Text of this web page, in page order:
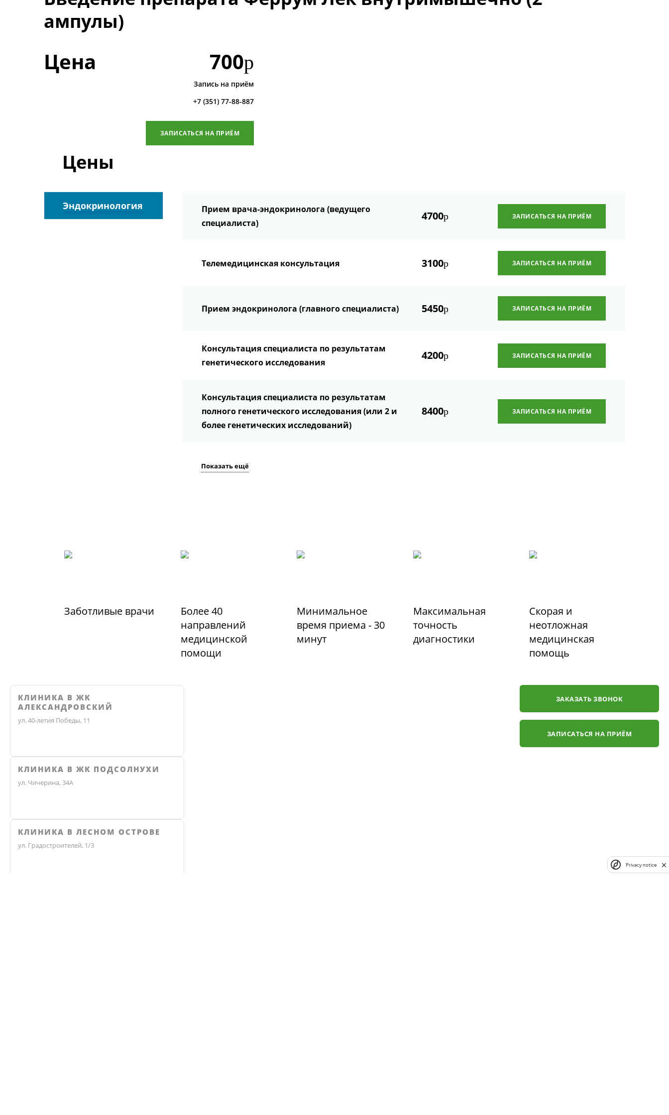
ампулы)
Цена 700р
Запись на приём
+7 (351) 77-88-887
ЗАПИСАТЬСЯ НА ПРИЁМ
Цены
Эндокринология
Прием врача-эндокринолога (ведущего
специалиста)
4700р ЗАПИСАТЬСЯ НА ПРИЁМ
Телемедицинская консультация 3100р ЗАПИСАТЬСЯ НА ПРИЁМ
Прием эндокринолога (главного специалиста) 5450р ЗАПИСАТЬСЯ НА ПРИЁМ
Консультация специалиста по результатам
генетического исследования
4200р ЗАПИСАТЬСЯ НА ПРИЁМ
Консультация специалиста по результатам
полного генетического исследования (или 2 и
более генетических исследований)
8400р ЗАПИСАТЬСЯ НА ПРИЁМ
Показать ещё
Заботливые врачи
Более 40
направлений
медицинской
помощи
Минимальное
время приема - 30
минут
Максимальная
точность
диагностики
Скорая и
неотложная
медицинская
помощь
ЗАКАЗАТЬ ЗВОНОК
КЛИНИКА В ЖК
АЛЕКСАНДРОВСКИЙ
ул. 40-летия Победы, 11
КЛИНИКА В ЖК ПОДСОЛНУХИ
ул. Чичерина, 34А
КЛИНИКА В ЛЕСНОМ ОСТРОВЕ
ул. Градостроителей, 1/3
ЗАПИСАТЬСЯ НА ПРИЁМ
Privacy notice